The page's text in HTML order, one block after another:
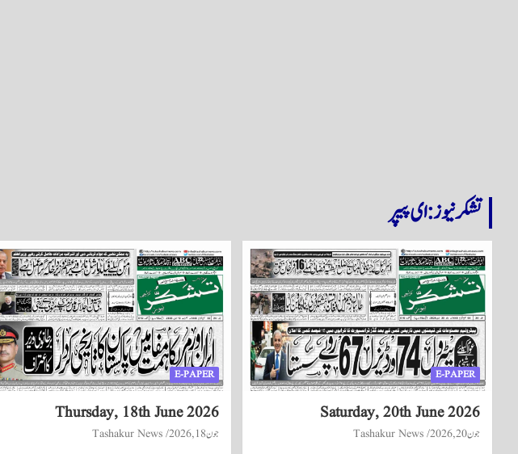
تشکر نیوز: ای پیپر
E-PAPER
Saturday, 20th June 2026
جون 20, 2026 Tashakur News
E-PAPER
Thursday, 18th June 2026
جون 18, 2026 Tashakur News